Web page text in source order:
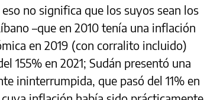
no significa que los suyos sean los
–que en 2010 tenía una inflación
en 2019 (con corralito incluido)
155% en 2021; Sudán presentó una
ininterrumpida, que pasó del 11% en